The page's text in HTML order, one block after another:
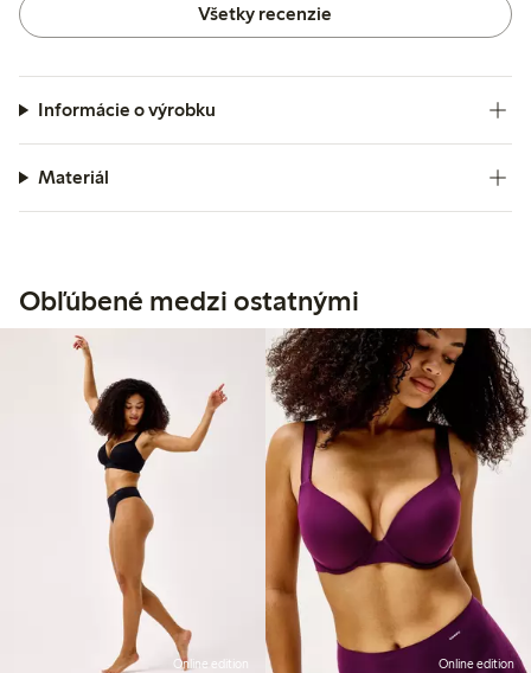
Všetky recenzie
Informácie o výrobku
Materiál
Obľúbené medzi ostatnými
Online edition Online edition